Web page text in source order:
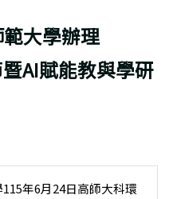
大學辦理
暨AI賦能教與學研
年6月24日高師大科環